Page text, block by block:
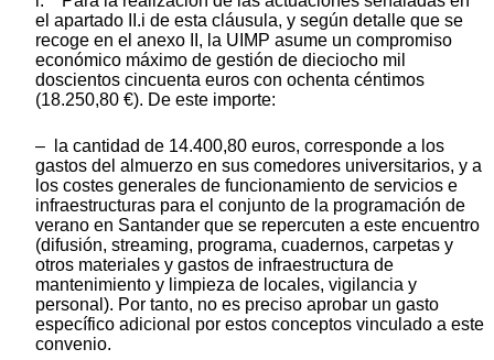
el apartado II.i de esta cláusula, y según detalle que se
recoge en el anexo II, la UIMP asume un compromiso
económico máximo de gestión de dieciocho mil
doscientos cincuenta euros con ochenta céntimos
(18.250,80 €). De este importe:
– la cantidad de 14.400,80 euros, corresponde a los
gastos del almuerzo en sus comedores universitarios, y a
los costes generales de funcionamiento de servicios e
infraestructuras para el conjunto de la programación de
verano en Santander que se repercuten a este encuentro
(difusión, streaming, programa, cuadernos, carpetas y
otros materiales y gastos de infraestructura de
mantenimiento y limpieza de locales, vigilancia y
personal). Por tanto, no es preciso aprobar un gasto
específico adicional por estos conceptos vinculado a este
convenio.